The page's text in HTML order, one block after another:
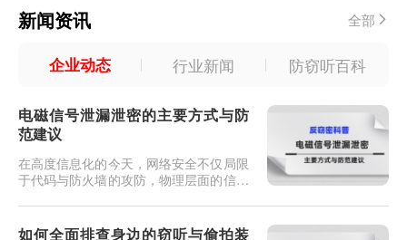
新闻资讯 全部
企业动态 行业新闻 防窃听百科
电磁信号泄漏泄密的主要方式与防
范建议
在高度信息化的今天，网络安全不仅局限
于代码与防火墙的攻防，物理层面的信息
盘、浏览屏幕或传输文件时，电子设备在
工作过程中会产生电磁辐射。这些看似无
如何全面排查身边的窃听与偷拍装